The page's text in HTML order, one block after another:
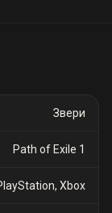
Звери
Path of Exile 1
Xbox